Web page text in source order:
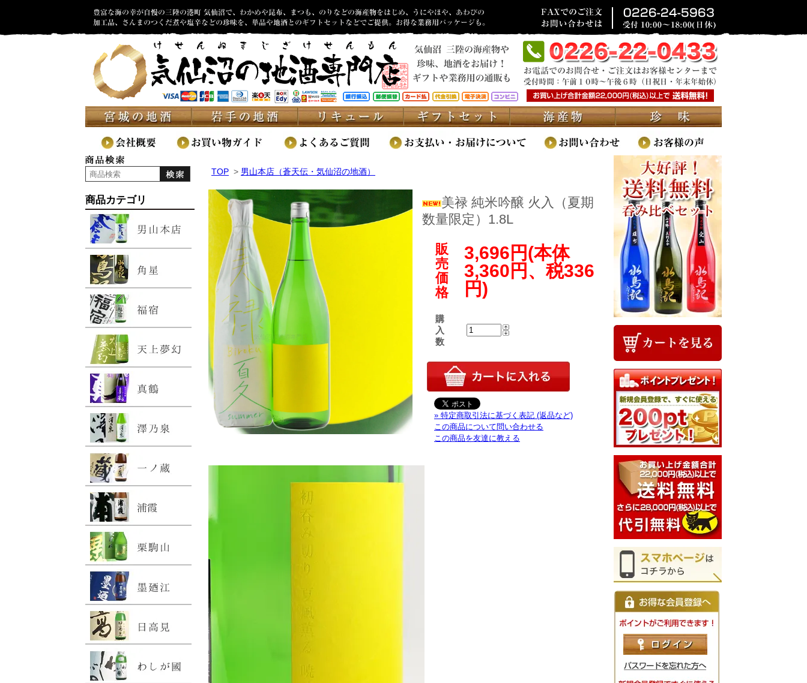
商品カテゴリ
TOP > 男山本店（蒼天伝・気仙沼の地酒）
美禄 純米吟醸 火入（夏期
数量限定）1.8L
販
売
価
格
3,696円(本体
3,360円、税336
円)
購
入
数
» 特定商取引法に基づく表記 (返品など)
この商品について問い合わせる
この商品を友達に教える